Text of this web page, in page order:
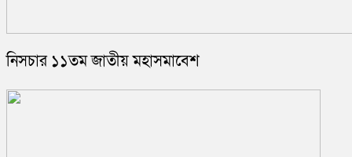
নিসচার ১১তম জাতীয় মহাসমাবেশ